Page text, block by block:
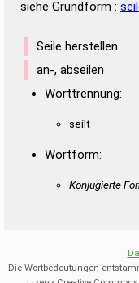
siehe Grundform :
Seile herstellen
an-, abseilen
Worttrennung:
seilt
Wortform:
Konjugierte
Die Wortbedeutungen